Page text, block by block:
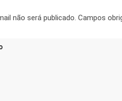
não será publicado. Campos